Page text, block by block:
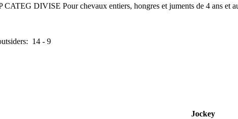
DIVISE Pour chevaux entiers, hongres et juments de 4 ans et
14 - 9
Jockey